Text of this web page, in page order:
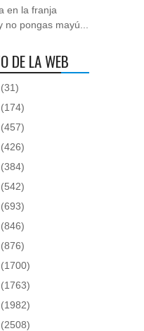
en la franja
no pongas mayú...
DE LA WEB
(31)
(174)
(457)
(426)
(384)
(542)
(693)
(846)
(876)
(1700)
(1763)
(1982)
(2508)